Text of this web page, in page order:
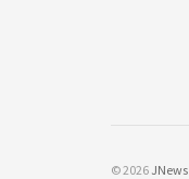
© 2026 JNews